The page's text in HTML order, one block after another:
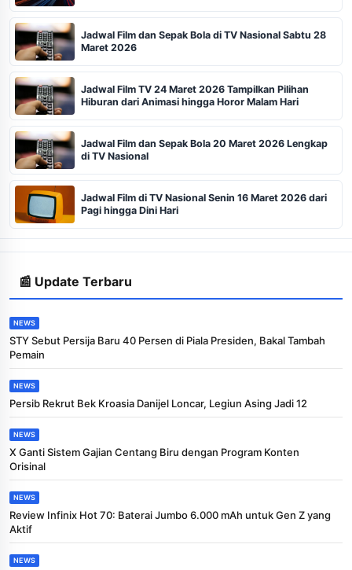
Jadwal Film dan Sepak Bola di TV Nasional Sabtu 28
Maret 2026
Jadwal Film TV 24 Maret 2026 Tampilkan Pilihan
Hiburan dari Animasi hingga Horor Malam Hari
Jadwal Film dan Sepak Bola 20 Maret 2026 Lengkap
di TV Nasional
Jadwal Film di TV Nasional Senin 16 Maret 2026 dari
Pagi hingga Dini Hari
📰 Update Terbaru
NEWS
STY Sebut Persija Baru 40 Persen di Piala Presiden, Bakal Tambah
Pemain
NEWS
Persib Rekrut Bek Kroasia Danijel Loncar, Legiun Asing Jadi 12
NEWS
X Ganti Sistem Gajian Centang Biru dengan Program Konten
Orisinal
NEWS
Review Infinix Hot 70: Baterai Jumbo 6.000 mAh untuk Gen Z yang
Aktif
NEWS